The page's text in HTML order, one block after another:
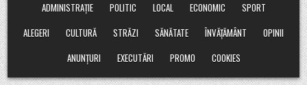
ADMINISTRAȚIE
POLITIC LOCAL ECONOMIC
SPORT
ALEGERI
CULTURĂ STRĂZI SĂNĂTATE ÎNVĂȚĂMÂNT
OPINII
ANUNȚURI
EXECUTĂRI PROMO COOKIES